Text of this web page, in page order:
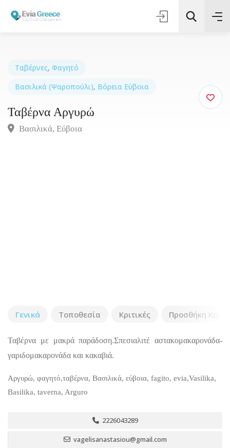
Τοποθεσία
Όλες οι Κατηγορίες
Ταβέρνες, Φαγητό
Βασιλικά (Ψαροπούλι), Βόρεια Εύβοια
Ταβέρνα Αργυρώ
Βασιλικά, Eύβοια
Γενικά Τοποθεσία Κριτικές Προσθήκη
Ταβέρνα με μακρά παράδοση.Σπεσιαλιτέ αστακομακαρονάδα-
γαριδομακαρονάδα και κακαβιά.
Αργυρώ, φαγητό,ταβέρνα, Βασιλικά, εύβοια, fagito, evia,Vasilika,
Basilika, taverna, Arguro
2226043289
vagelisanastasiou@gmail.com